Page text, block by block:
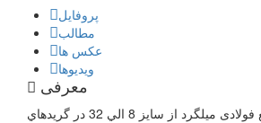
پروفایل
مطالب
عکس ها
ویدیوها
معرفی
تولید انواع مقاطع فولادی ميلگرد از سايز 8 الي 32 در گريدهاي